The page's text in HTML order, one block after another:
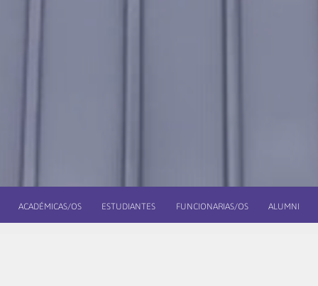
ACADÉMICAS/OS ESTUDIANTES FUNCIONARIAS/OS ALUMNI